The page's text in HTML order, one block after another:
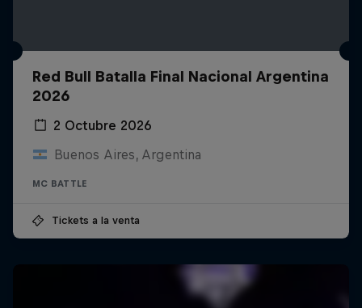
Red Bull Batalla Final Nacional Argentina
2026
2 Octubre 2026
Buenos Aires, Argentina
MC BATTLE
Tickets a la venta